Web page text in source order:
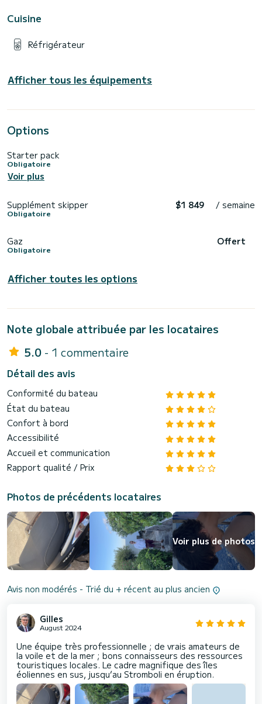
Cuisine
Réfrigérateur
Afficher tous les équipements
Options
Starter pack
Obligatoire
Voir plus
Supplément skipper
Obligatoire
$1 849 / semaine
Gaz
Obligatoire
Offert
Afficher toutes les options
Note globale attribuée par les locataires
5.0 - 1 commentaire
Détail des avis
Conformité du bateau
État du bateau
Confort à bord
Accessibilité
Accueil et communication
Rapport qualité / Prix
Photos de précédents locataires
Voir plus de photos
Avis non modérés - Trié du + récent au plus ancien
Gilles
August 2024
Une équipe très professionnelle ; de vrais amateurs de
la voile et de la mer ; bons connaisseurs des ressources
touristiques locales. Le cadre magnifique des îles
éoliennes en sus, jusqu’au Stromboli en éruption.